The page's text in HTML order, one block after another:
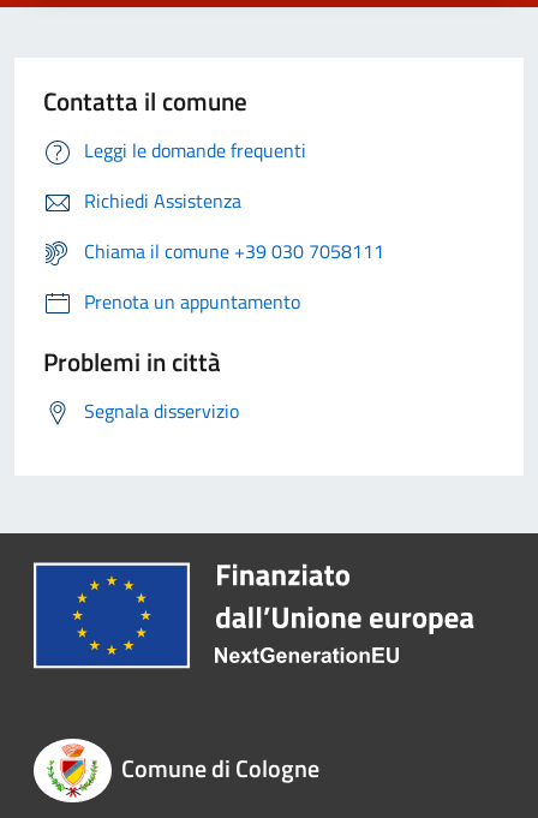
Contatta il comune
Leggi le domande frequenti
Richiedi Assistenza
Chiama il comune +39 030 7058111
Prenota un appuntamento
Problemi in città
Segnala disservizio
Comune di Cologne